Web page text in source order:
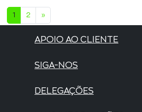
1 2 »
APOIO AO CLIENTE
SIGA-NOS
DELEGAÇÕES